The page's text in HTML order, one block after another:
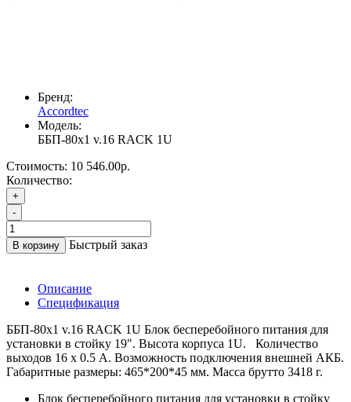
Бренд:
Accordtec
Модель:
ББП-80х1 v.16 RACK 1U
Стоимость: 10 546.00р.
Количество:
+
-
В корзину Быстрый заказ
Описание
Спецификация
ББП-80х1 v.16 RACK 1U Блок бесперебойного питания для
установки в стойку 19". Высота корпуса 1U. Количество
выходов 16 х 0.5 А. Возможность подключения внешней АКБ.
Габаритные размеры: 465*200*45 мм. Масса брутто 3418 г.
Блок бесперебойного питания для установки в стойку